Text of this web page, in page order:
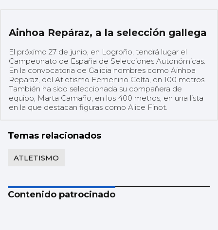
Ainhoa Repáraz, a la selección gallega
El próximo 27 de junio, en Logroño, tendrá lugar el
Campeonato de España de Selecciones Autonómicas.
En la convocatoria de Galicia nombres como Ainhoa
Reparaz, del Atletismo Femenino Celta, en 100 metros.
También ha sido seleccionada su compañera de
equipo, Marta Camaño, en los 400 metros, en una lista
en la que destacan figuras como Alice Finot.
Temas relacionados
ATLETISMO
Contenido patrocinado